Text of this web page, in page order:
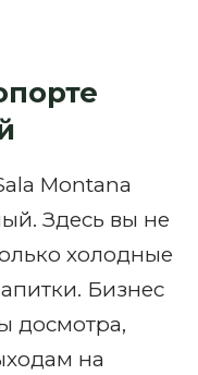
Montana
Здесь вы не
холодные
Бизнес
досмотра,
на